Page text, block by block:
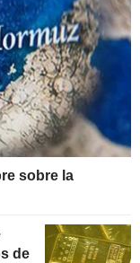
sobre la
de